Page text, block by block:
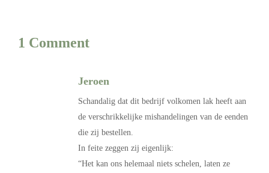
1 Comment
Jeroen
Schandalig dat dit bedrijf volkomen lak heeft aan
de verschrikkelijke mishandelingen van de eenden
die zij bestellen.
In feite zeggen zij eigenlijk:
“Het kan ons helemaal niets schelen, laten ze